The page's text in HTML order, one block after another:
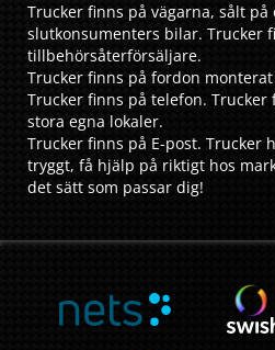
Trucker finns på vägarna, sålt på
slutkonsumenters bilar. Trucker
tillbehörsåterförsäljare.
Trucker finns på fordon
Trucker finns på telefon. Trucker
stora egna lokaler.
Trucker finns på E-post. Trucker
tryggt, få hjälp på riktigt hos
det sätt som passar dig!